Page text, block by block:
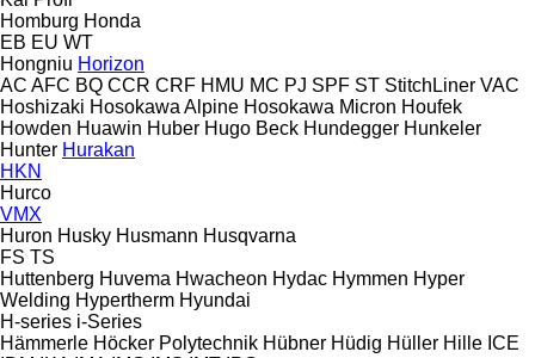
Homburg Honda
EB EU WT
Hongniu Horizon
AC AFC BQ CCR CRF HMU MC PJ SPF ST StitchLiner VAC
Hoshizaki Hosokawa Alpine Hosokawa Micron Houfek
Howden Huawin Huber Hugo Beck Hundegger Hunkeler
Hunter Hurakan
HKN
Hurco
VMX
Huron Husky Husmann Husqvarna
FS TS
Huttenberg Huvema Hwacheon Hydac Hymmen Hyper
Welding Hypertherm Hyundai
H-series i-Series
Hämmerle Höcker Polytechnik Hübner Hüdig Hüller Hille ICE